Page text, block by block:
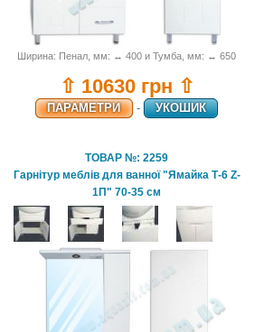
Ширина: Пенал, мм: ↔ 400 и Тумба, мм: ↔ 650
⇧ 10630 грн ⇧
ПАРАМЕТРИ - УКОШИК
ТОВАР №: 2259
Гарнітур меблів для ванної "Ямайка Т-6 Z-
1П" 70-35 см